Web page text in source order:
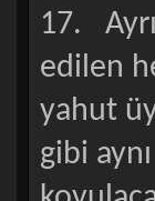
17.
edilen
yahut
gibi